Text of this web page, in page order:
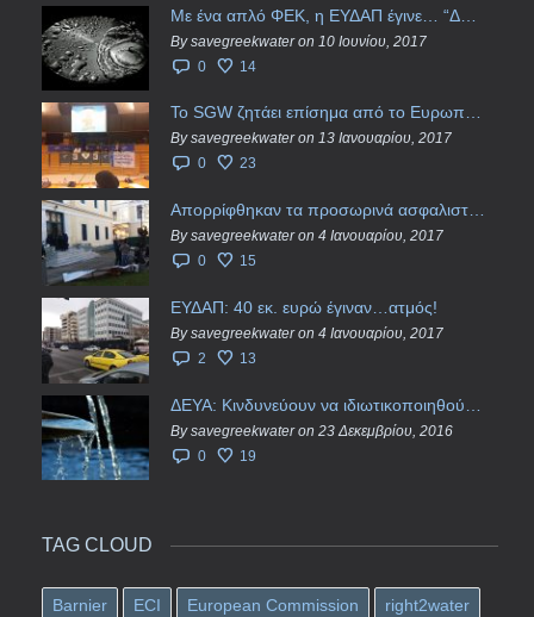
By savegreekwater on 10 Ιουνίου, 2017
0
14
Το SGW ζητάει επίσημα από το Ευρωπαϊκό Συμβούλιο κάθε πληροφορία για την ένταξη των ΕΥΔΑΠ, ΕΥΑΘ στο Υπερταμείο
By savegreekwater on 13 Ιανουαρίου, 2017
0
23
By savegreekwater on 4 Ιανουαρίου, 2017
0
15
ΕΥΔΑΠ: 40 εκ. ευρώ έγιναν…ατμός!
By savegreekwater on 4 Ιανουαρίου, 2017
2
13
By savegreekwater on 23 Δεκεμβρίου, 2016
0
19
TAG CLOUD
Barnier ECI European Commission right2water